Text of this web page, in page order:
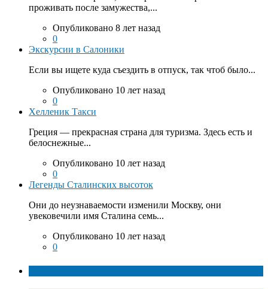
проживать после замужества,...
Опубликовано 8 лет назад
0
Экскурсии в Салоники
Если вы ищете куда съездить в отпуск, так чтоб было...
Опубликовано 10 лет назад
0
Хелленик Такси
Греция — прекрасная страна для туризма. Здесь есть и
белоснежные...
Опубликовано 10 лет назад
0
Легенды Сталинских высоток
Они до неузнаваемости изменили Москву, они
увековечили имя Сталина семь...
Опубликовано 10 лет назад
0